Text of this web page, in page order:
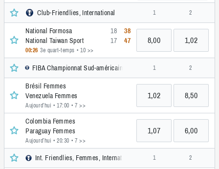
Club-Friendlies, International 1 2
National Formosa
National Taiwan Sport
00:26 3e quart-temps • 10 >>
18
17
38
47
8,00 1,02
FIBA Championnat Sud-américain, Femmes, International
1 2
Brésil Femmes
Venezuela Femmes
Aujourd’hui • 17:00 • 7 >>
1,02 8,50
Colombia Femmes
Paraguay Femmes
Aujourd’hui • 20:30 • 7 >>
1,07 6,00
Int. Friendlies, Femmes, International 1 2